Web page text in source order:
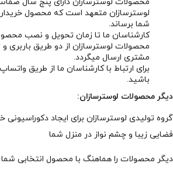
لوسترسازان متعهد است که محصول
شما برساند.
کارشناسان ما تا زمان تحویل و نصب
محصولات لوسترسازان از دو طریق باربری
مشتری ارسال میگردد.
باشید.
دیگر محصولات لوسترسازان:
گروه تولیدی لوسترسازان برای ایجاد
فضایی زیبا و چشم نواز در منزل شما
دیگر محصولات را هماهنگ با محصول انتخابی شما